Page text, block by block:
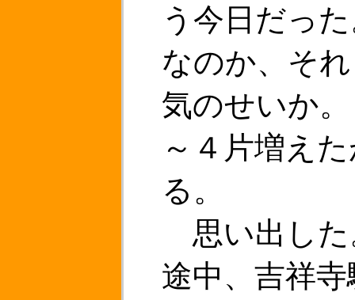
う今日だっ
なのか、そ
気のせいか
～４片増え
る。
思い出した
途中、吉祥